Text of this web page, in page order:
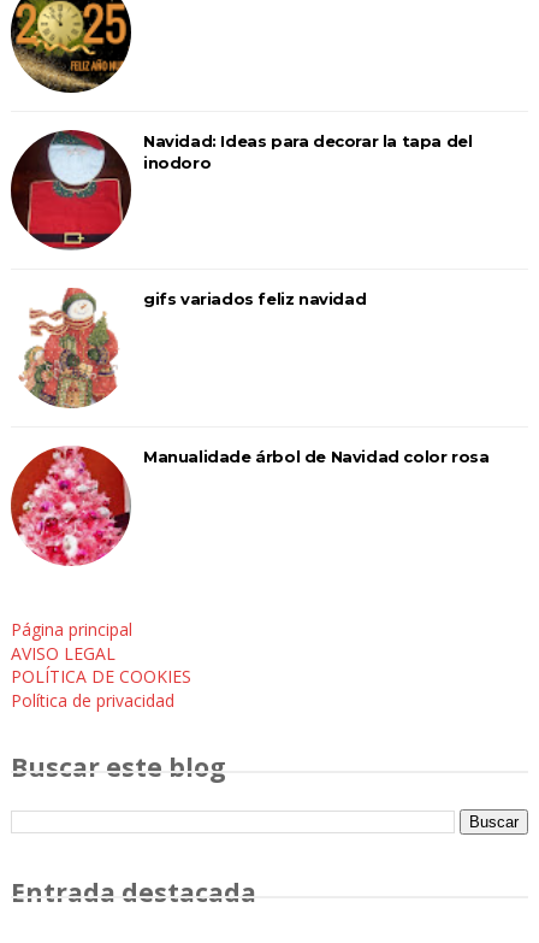
Navidad: Ideas para decorar la tapa del
inodoro
gifs variados feliz navidad
Manualidade árbol de Navidad color rosa
Página principal
AVISO LEGAL
POLÍTICA DE COOKIES
Política de privacidad
Buscar este blog
Entrada destacada